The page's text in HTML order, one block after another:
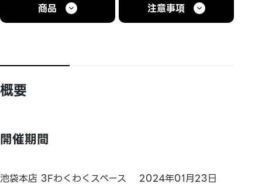
商品 注意事項
概要
開催期間
池袋本店 3Fわくわくスペース 2024年01月23日